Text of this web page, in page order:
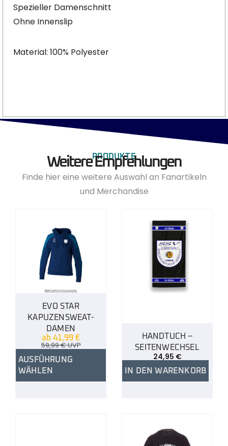
Spezieller Damenschnitt
Ohne Innenslip
Material: 100% Polyester
PRODUKTE
Weitere Empfehlungen
Finde hier eine weitere Auswahl an Fanartikeln
und Merchandise
EVO STAR
KAPUZENSWEAT-
DAMEN
ab 41,99 €
59,99€UVP
AUSFÜHRUNG
WÄHLEN
HANDTUCH –
SEITENWECHSEL
24,95 €
IN DEN WARENKORB